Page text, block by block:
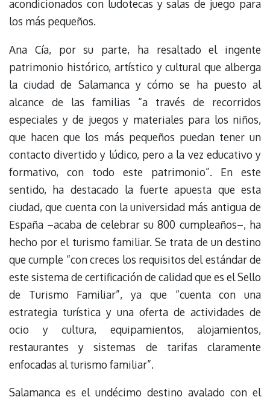
acondicionados con ludotecas y salas de juego para
los más pequeños.
Ana Cía, por su parte, ha resaltado el ingente
patrimonio histórico, artístico y cultural que alberga
la ciudad de Salamanca y cómo se ha puesto al
alcance de las familias “a través de recorridos
especiales y de juegos y materiales para los niños,
que hacen que los más pequeños puedan tener un
contacto divertido y lúdico, pero a la vez educativo y
formativo, con todo este patrimonio”. En este
sentido, ha destacado la fuerte apuesta que esta
ciudad, que cuenta con la universidad más antigua de
España –acaba de celebrar su 800 cumpleaños–, ha
hecho por el turismo familiar. Se trata de un destino
que cumple “con creces los requisitos del estándar de
este sistema de certificación de calidad que es el Sello
de Turismo Familiar”, ya que “cuenta con una
estrategia turística y una oferta de actividades de
ocio y cultura, equipamientos, alojamientos,
restaurantes y sistemas de tarifas claramente
enfocadas al turismo familiar”.
Salamanca es el undécimo destino avalado con el